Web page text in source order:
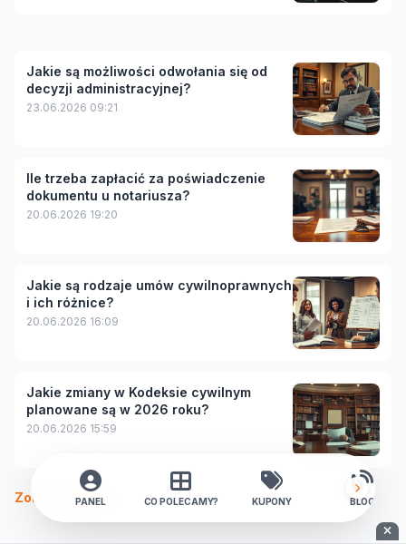
Jakie są możliwości odwołania się od
decyzji administracyjnej?
23.06.2026 09:21
Ile trzeba zapłacić za poświadczenie
dokumentu u notariusza?
20.06.2026 19:20
Jakie są rodzaje umów cywilnoprawnych
i ich różnice?
20.06.2026 16:09
Jakie zmiany w Kodeksie cywilnym
planowane są w 2026 roku?
20.06.2026 15:59
Zobacz więcej
PANEL CO POLECAMY? KUPONY BLOG